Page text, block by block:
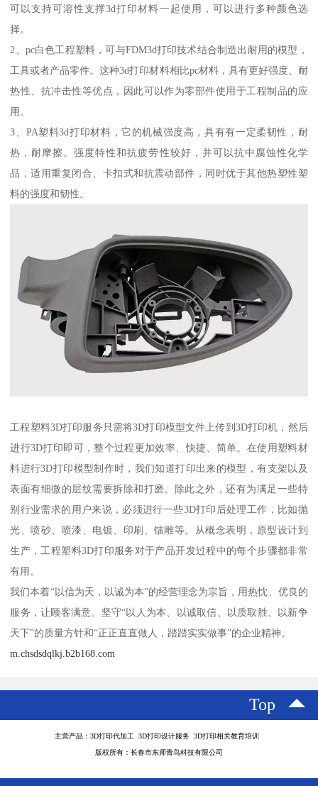
可以支持可溶性支撑3d打印材料一起使用，可以进行多种颜色选
择。
2、pc白色工程塑料，可与FDM3d打印技术结合制造出耐用的模型，
工具或者产品零件。这种3d打印材料相比pc材料，具有更好强度、耐
热性、抗冲击性等优点，因此可以作为零部件使用于工程制品的应
用。
3、PA塑料3d打印材料，它的机械强度高，具有有一定柔韧性，耐
热，耐摩擦。强度特性和抗疲劳性较好，并可以抗中腐蚀性化学
品，适用重复闭合、卡扣式和抗震动部件，同时优于其他热塑性塑
料的强度和韧性。
工程塑料3D打印服务只需将3D打印模型文件上传到3D打印机，然后
进行3D打印即可，整个过程更加效率、快捷、简单。在使用塑料材
料进行3D打印模型制作时，我们知道打印出来的模型，有支架以及
表面有细微的层纹需要拆除和打磨。除此之外，还有为满足一些特
别行业需求的用户来说，必须进行一些3D打印后处理工作，比如抛
光、喷砂、喷漆、电镀、印刷、镭雕等。从概念表明，原型设计到
生产，工程塑料3D打印服务对于产品开发过程中的每个步骤都非常
有用。
我们本着“以信为天，以诚为本”的经营理念为宗旨，用热忱、优良的
服务，让顾客满意。坚守“以人为本、以诚取信、以质取胜、以新争
天下”的质量方针和“正正直直做人，踏踏实实做事”的企业精神。
m.chsdsdqlkj.b2b168.com
Top
主营产品：3D打印代加工 3D打印设计服务 3D打印相关教育培训
版权所有：长春市东师青鸟科技有限公司